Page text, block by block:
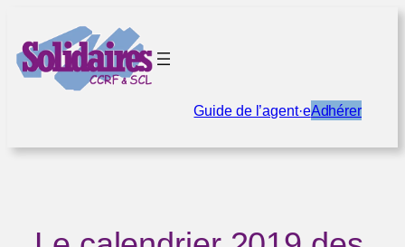
contenu
Guide de l’agent·eAdhérer